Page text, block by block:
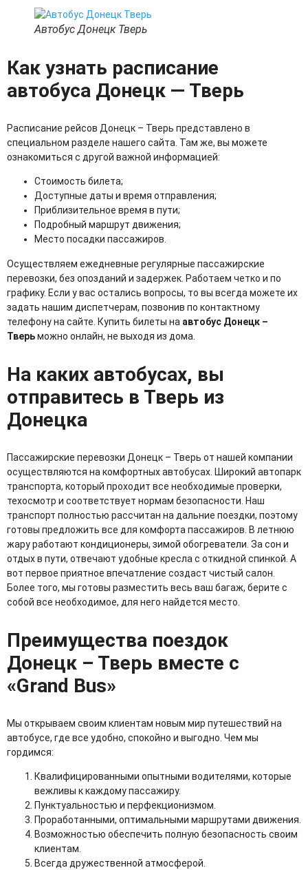
Автобус Донецк Тверь
Как узнать расписание
автобуса Донецк — Тверь
Расписание рейсов Донецк – Тверь представлено в
специальном разделе нашего сайта. Там же, вы можете
ознакомиться с другой важной информацией:
Стоимость билета;
Доступные даты и время отправления;
Приблизительное время в пути;
Подробный маршрут движения;
Место посадки пассажиров.
Осуществляем ежедневные регулярные пассажирские
перевозки, без опозданий и задержек. Работаем четко и по
графику. Если у вас остались вопросы, то вы всегда можете их
задать нашим диспетчерам, позвонив по контактному
телефону на сайте. Купить билеты на автобус Донецк –
Тверьможно онлайн, не выходя из дома.
На каких автобусах, вы
отправитесь в Тверь из
Донецка
Пассажирские перевозки Донецк – Тверь от нашей компании
осуществляются на комфортных автобусах. Широкий автопарк
транспорта, который проходит все необходимые проверки,
техосмотр и соответствует нормам безопасности. Наш
транспорт полностью рассчитан на дальние поездки, поэтому
готовы предложить все для комфорта пассажиров. В летнюю
жару работают кондиционеры, зимой обогреватели. За сон и
отдых в пути, отвечают удобные кресла с откидной спинкой. А
вот первое приятное впечатление создаст чистый салон.
Более того, мы готовы разместить весь ваш багаж, берите с
собой все необходимое, для него найдется место.
Преимущества поездок
Донецк – Тверь вместе с
«Grand Bus»
Мы открываем своим клиентам новым мир путешествий на
автобусе, где все удобно, спокойно и выгодно. Чем мы
гордимся:
Квалифицированными опытными водителями, которые
вежливы к каждому пассажиру.
Пунктуальностью и перфекционизмом.
Проработанными, оптимальными маршрутами движения.
Возможностью обеспечить полную безопасность своим
клиентам.
Всегда дружественной атмосферой.